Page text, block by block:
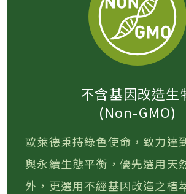
不含基因改造生
(Non-GMO)
歐萊德秉持綠色使命，致力達
與永續生態平衡，優先選用天
外，更選用不經基因改造之植